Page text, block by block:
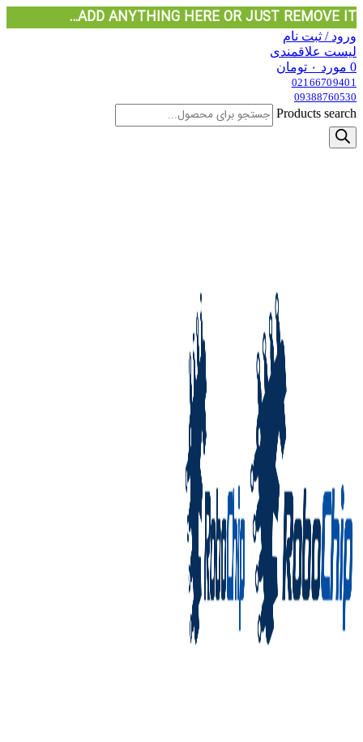
ADD ANYTHING HERE OR JUST REMOVE IT…
ورود / ثبت نام
لیست علاقمندی
0 مورد ۰ تومان
02166709401
09388760530
Products search